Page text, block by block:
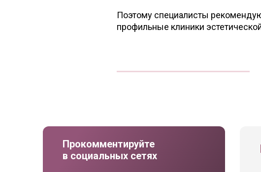
Поэтому специалисты
профильные клиники
Прокомментируйте
в социальных сетях